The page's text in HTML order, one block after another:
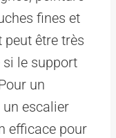
fines et
être très
si le support
un
escalier
efficace pour